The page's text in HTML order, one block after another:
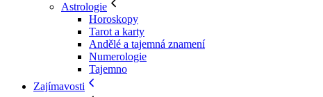
Astrologie
Horoskopy
Tarot a karty
Andělé a tajemná znamení
Numerologie
Tajemno
Zajímavosti